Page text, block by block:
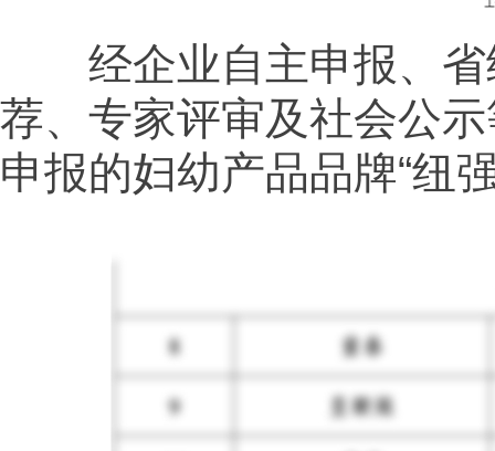
经企业自主申报、省
荐、专家评审及社会公
申报的妇幼产品品牌“纽